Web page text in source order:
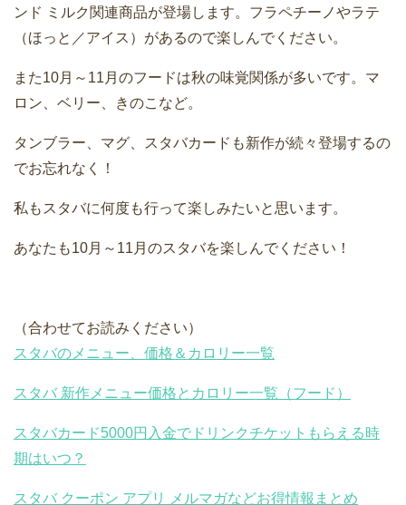
ンド ミルク関連商品が登場します。フラペチーノやラテ
（ほっと／アイス）があるので楽しんでください。
また10月～11月のフードは秋の味覚関係が多いです。マ
ロン、ベリー、きのこなど。
タンブラー、マグ、スタバカードも新作が続々登場するの
でお忘れなく！
私もスタバに何度も行って楽しみたいと思います。
あなたも10月～11月のスタバを楽しんでください！
（合わせてお読みください）
スタバのメニュー、価格＆カロリー一覧
スタバ 新作メニュー価格とカロリー一覧（フード）
スタバカード5000円入金でドリンクチケットもらえる時
期はいつ？
スタバ クーポン アプリ メルマガなどお得情報まとめ